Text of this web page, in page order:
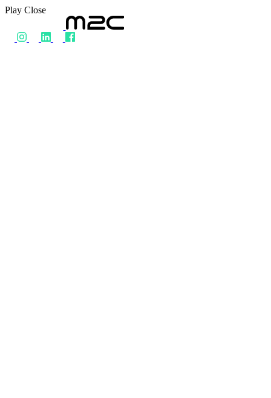
Play Close